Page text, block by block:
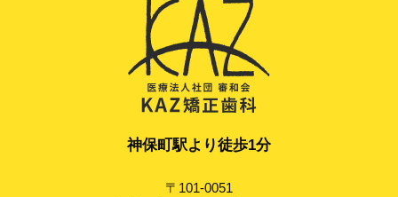
神保町駅より徒歩1分
〒101-0051